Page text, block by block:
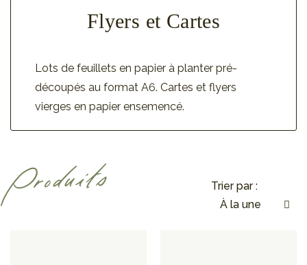
Flyers et Cartes
Lots de feuillets en papier à planter pré-
découpés au format A6. Cartes et flyers
vierges en papier ensemencé.
Produits Trier par :